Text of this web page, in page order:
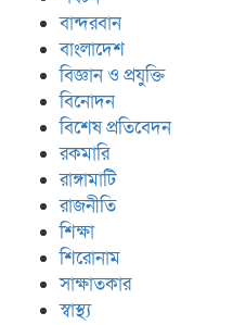
বান্দরবান
বাংলাদেশ
বিজ্ঞান ও প্রযুক্তি
বিনোদন
বিশেষ প্রতিবেদন
রকমারি
রাঙ্গামাটি
রাজনীতি
শিক্ষা
শিরোনাম
সাক্ষাতকার
স্বাস্থ্য